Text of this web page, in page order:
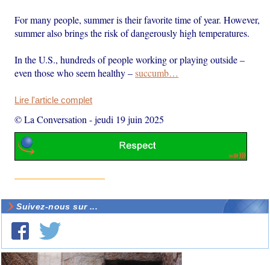
For many people, summer is their favorite time of year. However,
summer also brings the risk of dangerously high temperatures.
In the U.S., hundreds of people working or playing outside –
even those who seem healthy –succumb…
Lire l'article complet
© La Conversation -jeudi 19 juin 2025
Suivez-nous sur ...